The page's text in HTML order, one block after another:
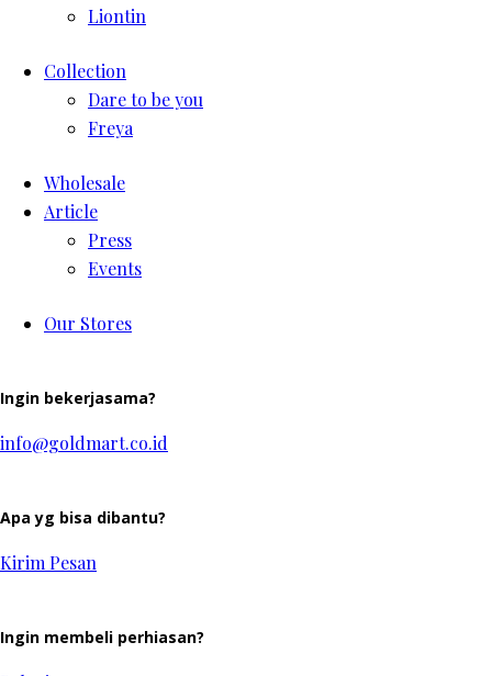
Liontin
Collection
Dare to be you
Freya
Wholesale
Article
Press
Events
Our Stores
Ingin bekerjasama?
info@goldmart.co.id
Apa yg bisa dibantu?
Kirim Pesan
Ingin membeli perhiasan?